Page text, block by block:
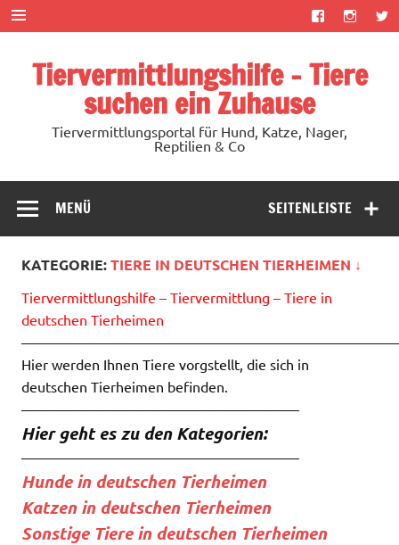
Zum
Inhalt
springen
Tiervermittlungshilfe – Tiere
suchen ein Zuhause
Tiervermittlungsportal für Hund, Katze, Nager,
Reptilien & Co
SEITENLEISTE
MENÜ
KATEGORIE:TIERE IN DEUTSCHEN TIERHEIMEN ↓
Tiervermittlungshilfe – Tiervermittlung – Tiere in
deutschen Tierheimen
Hier werden Ihnen Tiere vorgstellt, die sich in
deutschen Tierheimen befinden.
———————————————————–
Hier geht es zu den Kategorien:
———————————————————–
Hunde in deutschen Tierheimen
Katzen in deutschen Tierheimen
Sonstige Tiere in deutschen Tierheimen